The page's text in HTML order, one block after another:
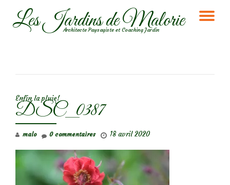
AllerLes Jardins de Malorie
Architecte Paysagiste et Coaching Jardin
Enfin la pluie!
DSC_0387
malo 18 avril 2020
0 commentaires